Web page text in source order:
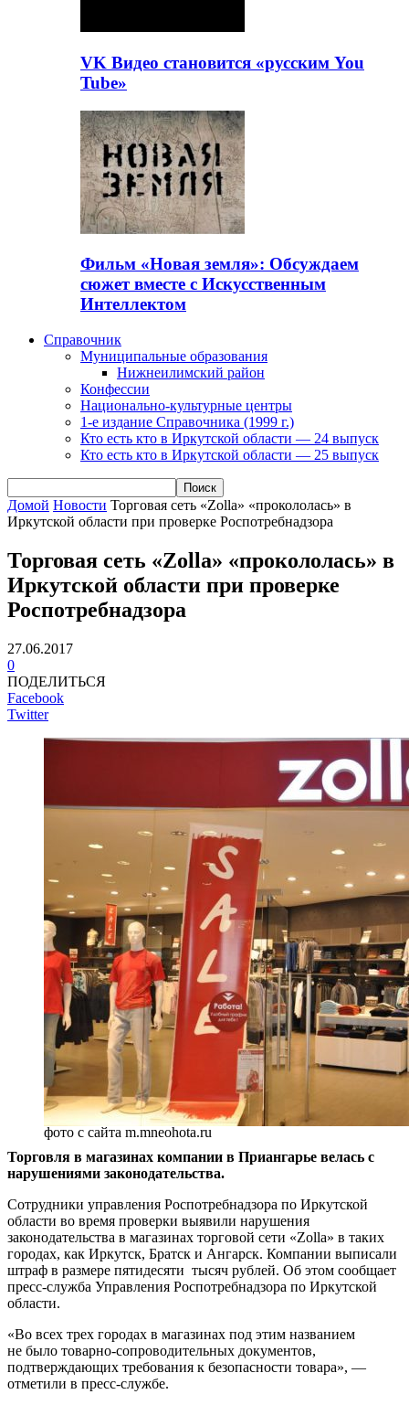
VK Видео становится «русским You
Tube»
Фильм «Новая земля»: Обсуждаем
сюжет вместе с Искусственным
Интеллектом
Справочник
Муниципальные образования
Нижнеилимский район
Конфессии
Национально-культурные центры
1-е издание Справочника (1999 г.)
Кто есть кто в Иркутской области — 24 выпуск
Кто есть кто в Иркутской области — 25 выпуск
Домой Новости Торговая сеть «Zolla» «прокололась» в
Иркутской области при проверке Роспотребнадзора
Торговая сеть «Zolla» «прокололась» в
Иркутской области при проверке
Роспотребнадзора
27.06.2017
0
ПОДЕЛИТЬСЯ
Facebook
Twitter
фото с сайта m.mneohota.ru
Торговля в магазинах компании в Приангарье велась с
нарушениями законодательства.
Сотрудники управления Роспотребнадзора по Иркутской
области во время проверки выявили нарушения
законодательства в магазинах торговой сети «Zolla» в таких
городах, как Иркутск, Братск и Ангарск. Компании выписали
штраф в размере пятидесяти тысяч рублей. Об этом сообщает
пресс-служба Управления Роспотребнадзора по Иркутской
области.
«Во всех трех городах в магазинах под этим названием
не было товарно-сопроводительных документов,
подтверждающих требования к безопасности товара», —
отметили в пресс-службе.